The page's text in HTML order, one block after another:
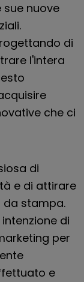
nuove
di
l'intera
che ci
di
e di attirare
da stampa.
di
per
e